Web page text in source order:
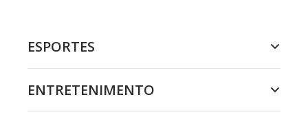
ESPORTES
ENTRETENIMENTO